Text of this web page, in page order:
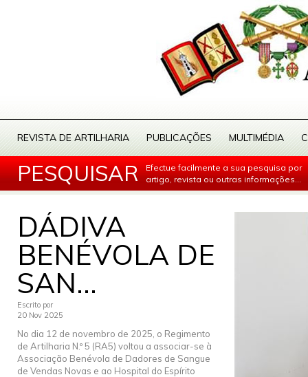
REVISTA DE ARTILHARIA PUBLICAÇÕES MULTIMÉDIA
PESQUISAR
Efectue facilmente a sua pesquisa por
artigo, revista ou outras informações...
DÁDIVA
BENÉVOLA DE
SAN...
Escrito por
20 Nov 2025
No dia 12 de novembro de 2025, o Regimento
de Artilharia N.º 5 (RA5) voltou a associar-se à
Associação Benévola de Dadores de Sangue
de Vendas Novas e ao Hospital do Espírito